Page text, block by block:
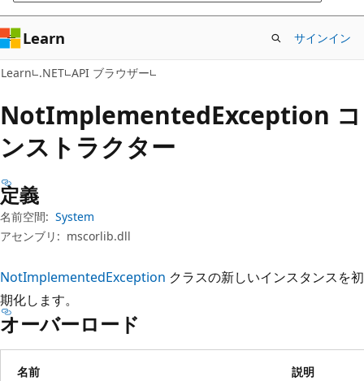
キ
ッ
プ
ン
に
ス
キ
ッ
プ
Learn サインイン
Learn .NET API ブラウザー
NotImplementedException コ
ンストラクター
定義
名前空間: System
アセンブリ: mscorlib.dll
NotImplementedException クラスの新しいインスタンスを初
期化します。
オーバーロード
名前 説明